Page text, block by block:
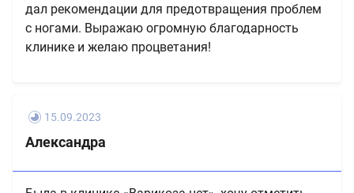
дал рекомендации для предотвращения проблем
с ногами. Выражаю огромную благодарность
клинике и желаю процветания!
15.09.2023
Александра